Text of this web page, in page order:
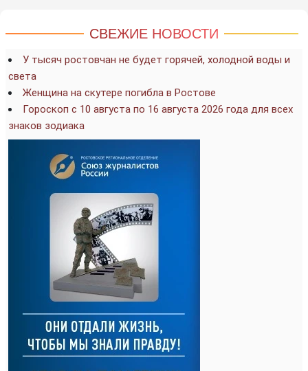
СВЕЖИЕ НОВОСТИ
У тысяч ростовчан не будет горячей, холодной воды и
света
Женщина на скутере погибла в Ростове
Гороскоп с 10 августа по 16 августа 2026 года для всех
знаков зодиака